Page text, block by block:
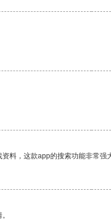
料，这款app的搜索功能非常强